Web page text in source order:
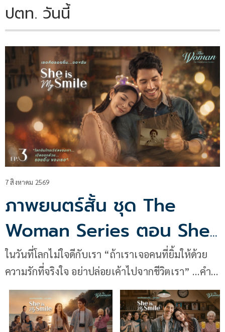
ปตท. วันนี้
7 สิงหาคม 2569
ภาพยนตร์สั้น ชุด The
Woman Series ตอน She
is My Smile EP.3
ในวันที่โลกไม่ใจดีกับเรา “ถ้าเราเจอคนที่ยิ้มให้ด้วย
ความรักที่จริงใจ อย่าปล่อยเค้าไปจากชีวิตเรา” …คำ
พูดของพ่อยังคงก้องชัดในหัวของ “ลูกชาย” ที่เพิ่งสร้าง
รอยร้าวในความสัมพันธ์กับ “อัญญ่า” ด้วยความเข้าใจ
ผิดที่ตัวเขาคิดไปเอง ความฝันทั้งหมดที่ทั้งคู่เคยก่อร่าง